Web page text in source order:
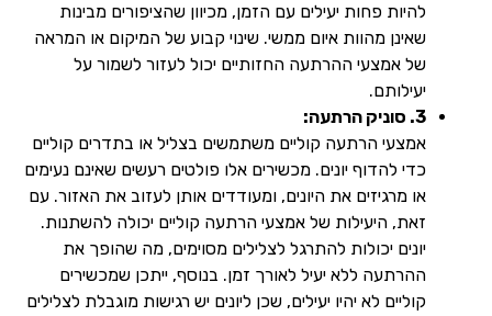
להיות פחות יעילים עם הזמן, מכיוון שהציפורים מבינות
שאינן מהוות איום ממשי. שינוי קבוע של המיקום או המראה
של אמצעי ההרתעה החזותיים יכול לעזור לשמור על
יעילותם.
3. סוניק הרתעה:
אמצעי הרתעה קוליים משתמשים בצליל או בתדרים קוליים
כדי להדוף יונים. מכשירים אלו פולטים רעשים שאינם נעימים
או מרגיזים את היונים, ומעודדים אותן לעזוב את האזור. עם
זאת, היעילות של אמצעי הרתעה קוליים יכולה להשתנות.
יונים יכולות להתרגל לצלילים מסוימים, מה שהופך את
ההרתעה ללא יעיל לאורך זמן. בנוסף, ייתכן שמכשירים
קוליים לא יהיו יעילים, שכן ליונים יש רגישות מוגבלת לצלילים